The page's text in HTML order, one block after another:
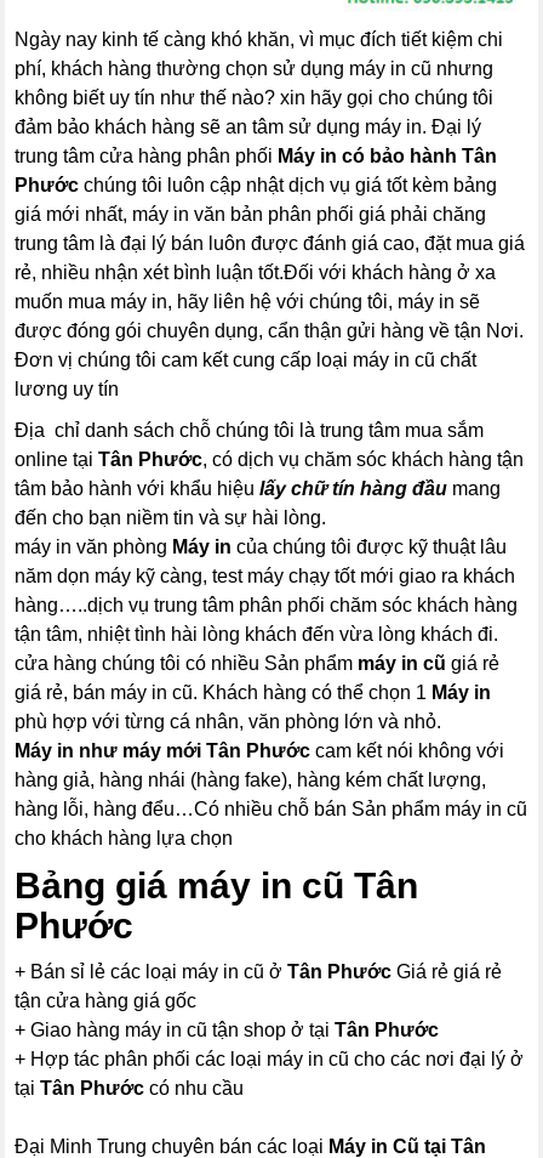
Ngày nay kinh tế càng khó khăn, vì mục đích tiết kiệm chi
phí, khách hàng thường chọn sử dụng máy in cũ nhưng
không biết uy tín như thế nào? xin hãy gọi cho chúng tôi
đảm bảo khách hàng sẽ an tâm sử dụng máy in. Đại lý
trung tâm cửa hàng phân phối Máy in có bảo hành Tân
Phước chúng tôi luôn cập nhật dịch vụ giá tốt kèm bảng
giá mới nhất, máy in văn bản phân phối giá phải chăng
trung tâm là đại lý bán luôn được đánh giá cao, đặt mua giá
rẻ, nhiều nhận xét bình luận tốt.Đối với khách hàng ở xa
muốn mua máy in, hãy liên hệ với chúng tôi, máy in sẽ
được đóng gói chuyên dụng, cẩn thận gửi hàng về tận Nơi.
Đơn vị chúng tôi cam kết cung cấp loại máy in cũ chất
lương uy tín
Địa chỉ danh sách chỗ chúng tôi là trung tâm mua sắm
online tạiTân Phước, có dịch vụ chăm sóc khách hàng tận
tâm bảo hành với khẩu hiệulấy chữ tín hàng đầu mang
đến cho bạn niềm tin và sự hài lòng.
máy in văn phòng Máy in của chúng tôi được kỹ thuật lâu
năm dọn máy kỹ càng, test máy chạy tốt mới giao ra khách
hàng…..dịch vụ trung tâm phân phối chăm sóc khách hàng
tận tâm, nhiệt tình hài lòng khách đến vừa lòng khách đi.
cửa hàng chúng tôi có nhiều Sản phẩm máy in cũ giá rẻ
giá rẻ, bán máy in cũ. Khách hàng có thể chọn 1 Máy in
phù hợp với từng cá nhân, văn phòng lớn và nhỏ.
Máy in như máy mới Tân Phước cam kết nói không với
hàng giả, hàng nhái (hàng fake), hàng kém chất lượng,
hàng lỗi, hàng đểu…Có nhiều chỗ bán Sản phẩm máy in cũ
cho khách hàng lựa chọn
Bảng giá máy in cũ Tân
Phước
+ Bán sỉ lẻ các loại máy in cũ ởTân Phước Giá rẻ giá rẻ
tận cửa hàng giá gốc
+ Giao hàng máy in cũ tận shop ở tạiTân Phước
+ Hợp tác phân phối các loại máy in cũ cho các nơi đại lý ở
tạiTân Phước có nhu cầu
Đại Minh Trung chuyên bán các loại Máy in Cũ tại Tân